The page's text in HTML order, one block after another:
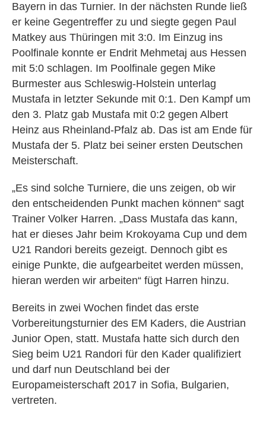
Bayern in das Turnier. In der nächsten Runde ließ
er keine Gegentreffer zu und siegte gegen Paul
Matkey aus Thüringen mit 3:0. Im Einzug ins
Poolfinale konnte er Endrit Mehmetaj aus Hessen
mit 5:0 schlagen. Im Poolfinale gegen Mike
Burmester aus Schleswig-Holstein unterlag
Mustafa in letzter Sekunde mit 0:1. Den Kampf um
den 3. Platz gab Mustafa mit 0:2 gegen Albert
Heinz aus Rheinland-Pfalz ab. Das ist am Ende für
Mustafa der 5. Platz bei seiner ersten Deutschen
Meisterschaft.
„Es sind solche Turniere, die uns zeigen, ob wir
den entscheidenden Punkt machen können“ sagt
Trainer Volker Harren. „Dass Mustafa das kann,
hat er dieses Jahr beim Krokoyama Cup und dem
U21 Randori bereits gezeigt. Dennoch gibt es
einige Punkte, die aufgearbeitet werden müssen,
hieran werden wir arbeiten“ fügt Harren hinzu.
Bereits in zwei Wochen findet das erste
Vorbereitungsturnier des EM Kaders, die Austrian
Junior Open, statt. Mustafa hatte sich durch den
Sieg beim U21 Randori für den Kader qualifiziert
und darf nun Deutschland bei der
Europameisterschaft 2017 in Sofia, Bulgarien,
vertreten.